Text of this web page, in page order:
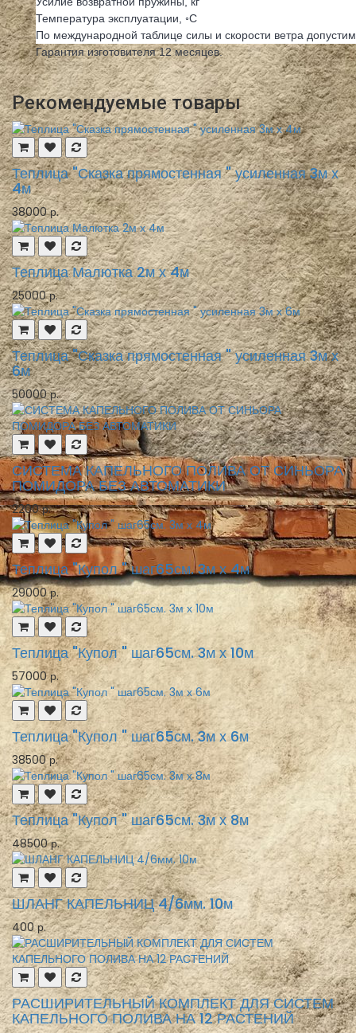
Температура эксплуатации, ◦С
По международной таблице силы и скорости ветра
Гарантия изготовителя 12 месяцев.
Рекомендуемые товары
Теплица "Сказка прямостенная " усиленная 3м х
4м
38000 р.
Теплица Малютка 2м х 4м
25000 р.
Теплица "Сказка прямостенная " усиленная 3м х
6м
50000 р.
СИСТЕМА КАПЕЛЬНОГО ПОЛИВА ОТ СИНЬОРА
ПОМИДОРА БЕЗ АВТОМАТИКИ
2200 р.
Теплица "Купол " шаг65см. 3м х 4м
29000 р.
Теплица "Купол " шаг65см. 3м х 10м
57000 р.
Теплица "Купол " шаг65см. 3м х 6м
38500 р.
Теплица "Купол " шаг65см. 3м х 8м
48500 р.
ШЛАНГ КАПЕЛЬНИЦ 4/6мм. 10м
400 р.
РАСШИРИТЕЛЬНЫЙ КОМПЛЕКТ ДЛЯ СИСТЕМ
КАПЕЛЬНОГО ПОЛИВА НА 12 РАСТЕНИЙ